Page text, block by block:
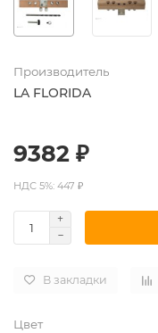
Производитель
LA FLORIDA
9382 ₽
НДС 5%: 447 ₽
В закладки
Цвет